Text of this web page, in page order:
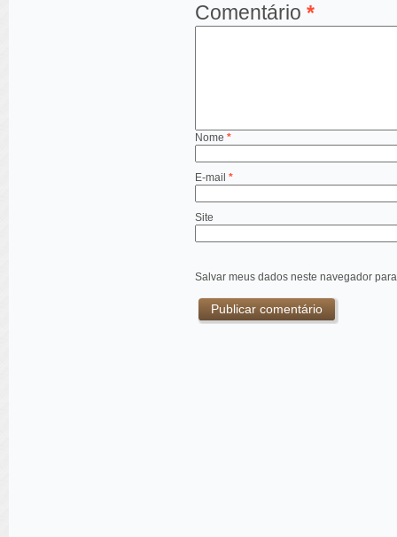
Comentário *
Nome *
E-mail *
Site
Salvar meus dados neste navegador